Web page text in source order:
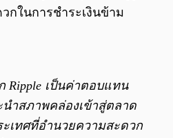
กในการชำระเงินข้าม
Ripple เป็นค่าตอบแทน
ำสภาพคล่องเข้าสู่ตลาด
เทศที่อำนวยความสะดวก